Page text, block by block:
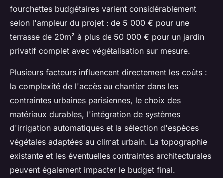
fourchettes budgétaires varient considérablement
selon l'ampleur du projet : de 5 000 € pour une
terrasse de 20m² à plus de 50 000 € pour un jardin
privatif complet avec végétalisation sur mesure.
Plusieurs facteurs influencent directement les coûts :
la complexité de l'accès au chantier dans les
contraintes urbaines parisiennes, le choix des
matériaux durables, l'intégration de systèmes
d'irrigation automatiques et la sélection d'espèces
végétales adaptées au climat urbain. La topographie
existante et les éventuelles contraintes architecturales
peuvent également impacter le budget final.